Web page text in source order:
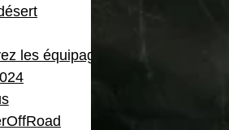
les équipages